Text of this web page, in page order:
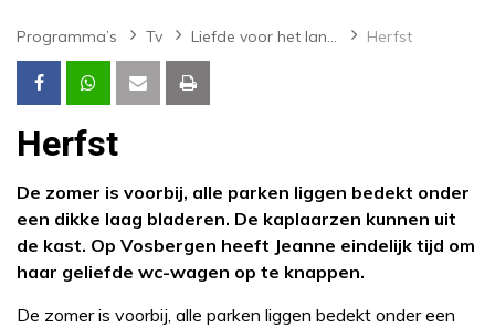
Programma’s Tv Liefde voor het landgoed Herfst
Herfst
De zomer is voorbij, alle parken liggen bedekt onder
een dikke laag bladeren. De kaplaarzen kunnen uit
de kast. Op Vosbergen heeft Jeanne eindelijk tijd om
haar geliefde wc-wagen op te knappen.
De zomer is voorbij, alle parken liggen bedekt onder een